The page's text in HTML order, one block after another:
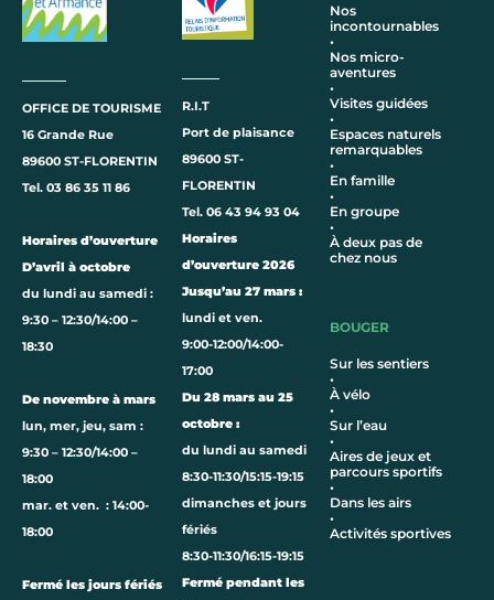
OFFICE DE TOURISME
16 Grande Rue
89600 ST-FLORENTIN
Tel. 03 86 35 11 86
Horaires d’ouverture
D’avril à octobre
du lundi au samedi :
9:30 – 12:30/14:00 –
18:30
De novembre à mars
lun, mer, jeu, sam :
9:30 – 12:30/14:00 –
18:00
mar. et ven. : 14:00-
18:00
Fermé les jours fériés
R.I.T
Port de plaisance
89600 ST-
FLORENTIN
Tel. 06 43 94 93 04
Horaires
d’ouverture 2026
Jusqu’au 27 mars :
lundi et ven.
9:00-12:00/14:00-
17:00
Du 28 mars au 25
octobre :
du lundi au samedi
8:30-11:30/15:15-19:15
dimanches et jours
fériés
8:30-11:30/16:15-19:15
Fermé pendant les
Nos
incontournables
•
Nos micro-
aventures
•
Visites guidées
•
Espaces naturels
remarquables
•
En famille
•
En groupe
•
À deux pas de
chez nous
BOUGER
Sur les sentiers
•
À vélo
•
Sur l’eau
•
Aires de jeux et
parcours sportifs
•
Dans les airs
•
Activités sportives